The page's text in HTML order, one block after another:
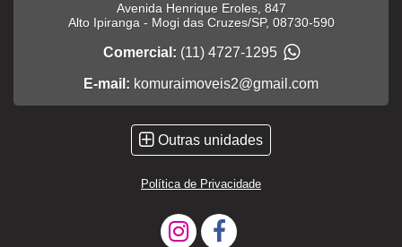
Avenida Henrique Eroles, 847
Alto Ipiranga - Mogi das Cruzes/SP, 08730-590
Comercial: (11) 4727-1295
E-mail: komuraimoveis2@gmail.com
Outras unidades
Política de Privacidade